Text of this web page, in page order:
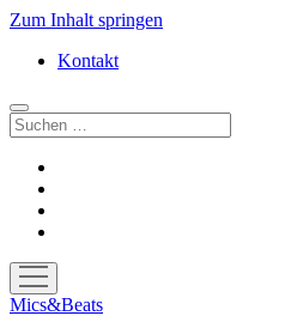
Zum Inhalt springen
Kontakt
Suchen
Menü
öffnen
Mics&Beats